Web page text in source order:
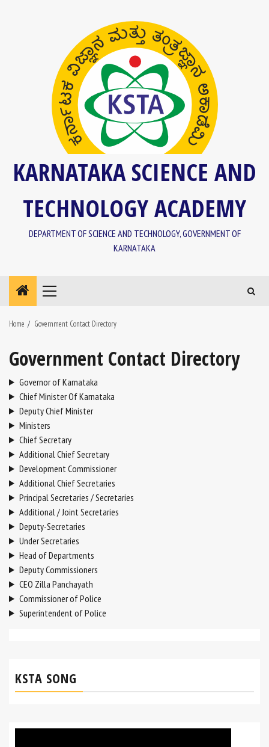
KARNATAKA SCIENCE AND
TECHNOLOGY ACADEMY
DEPARTMENT OF SCIENCE AND TECHNOLOGY, GOVERNMENT OF
KARNATAKA
Primary
Home Government Contact Directory
Government Contact Directory
Governor of Karnataka
Chief Minister Of Karnataka
Deputy Chief Minister
Ministers
Chief Secretary
Additional Chief Secretary
Development Commissioner
Additional Chief Secretaries
Principal Secretaries / Secretaries
Additional / Joint Secretaries
Deputy-Secretaries
Under Secretaries
Head of Departments
Deputy Commissioners
CEO Zilla Panchayath
Commissioner of Police
Superintendent of Police
KSTA SONG